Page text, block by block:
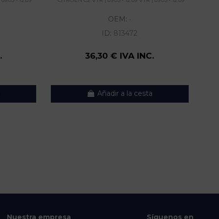
OEM: -
ID: 813472
36,30 € IVA INC.
Añadir a la cesta
Nuestra empresa Síguenos en